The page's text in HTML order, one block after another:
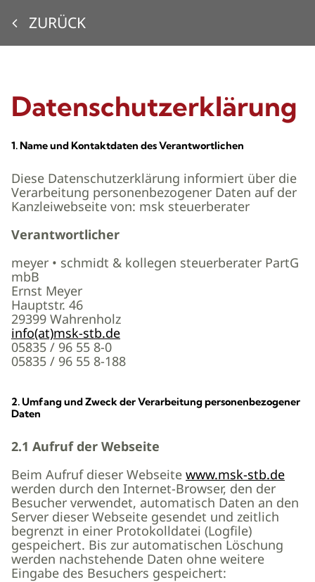
ZURÜCK
Datenschutzerklärung
1. Name und Kontaktdaten des Verantwortlichen
Diese Datenschutzerklärung informiert über die
Verarbeitung personenbezogener Daten auf der
Kanzleiwebseite von: msk steuerberater
Verantwortlicher
meyer • schmidt & kollegen steuerberater PartG
mbB
Ernst Meyer
Hauptstr. 46
29399 Wahrenholz
info(at)msk-stb.de
05835 / 96 55 8-0
05835 / 96 55 8-188
2. Umfang und Zweck der Verarbeitung personenbezogener
Daten
2.1 Aufruf der Webseite
Beim Aufruf dieser Webseite www.msk-stb.de
werden durch den Internet-Browser, den der
Besucher verwendet, automatisch Daten an den
Server dieser Webseite gesendet und zeitlich
begrenzt in einer Protokolldatei (Logfile)
gespeichert. Bis zur automatischen Löschung
werden nachstehende Daten ohne weitere
Eingabe des Besuchers gespeichert: